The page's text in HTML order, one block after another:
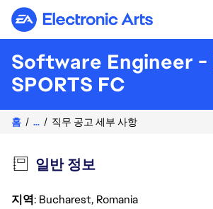
Electronic Arts
Software Engineer -
SPORTS FC
홈 ... 직무 공고 세부 사항
일반 정보
지역: Bucharest, Romania